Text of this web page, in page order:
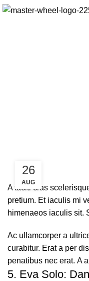
26
AUG
A taciti cras
pretium. Et iaculis mi
himenaeos iaculis sit.
Ac ullamcorper a
curabitur. Erat a per
penatibus nec erat. A
5. Eva Solo: